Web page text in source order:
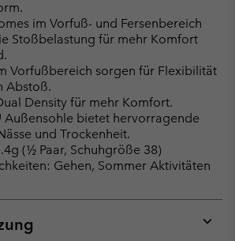
im Vorfuß- und Fersenbereich
Stoßbelastung für mehr Komfort
Vorfußbereich sorgen für Flexibilität
Abstoß.
Density für mehr Komfort.
bietet hervorragende
und Trockenheit.
(½ Paar, Schuhgröße 38)
Gehen, Sommer Aktivitäten